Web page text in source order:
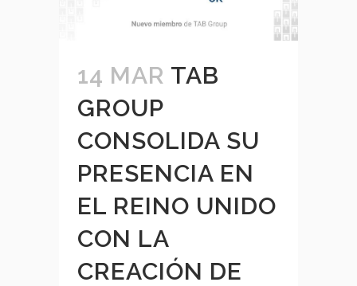
14 MAR TAB
GROUP
CONSOLIDA SU
PRESENCIA EN
EL REINO UNIDO
CON LA
CREACIÓN DE